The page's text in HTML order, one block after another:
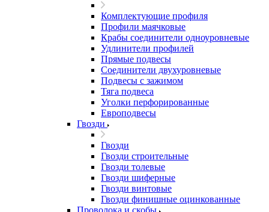
Комплектующие профиля
Профили маячковые
Крабы соединители одноуровневые
Удлинители профилей
Прямые подвесы
Соединители двухуровневые
Подвесы с зажимом
Тяга подвеса
Уголки перфорированные
Европодвесы
Гвозди
Гвозди
Гвозди строительные
Гвозди толевые
Гвозди шиферные
Гвозди винтовые
Гвозди финишные оцинкованные
Проволока и скобы